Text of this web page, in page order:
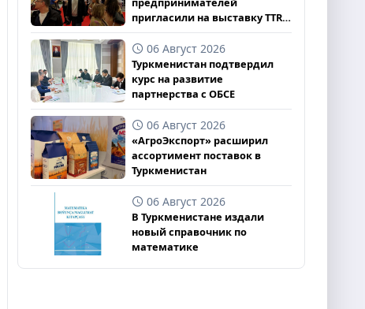
пригласили на выставку TTR
II 2026
06 Август 2026
Туркменистан подтвердил
курс на развитие
партнерства с ОБСЕ
06 Август 2026
«АгроЭкспорт» расширил
ассортимент поставок в
Туркменистан
06 Август 2026
В Туркменистане издали
новый справочник по
математике